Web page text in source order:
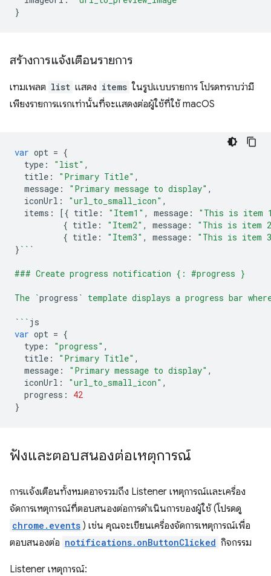
}
สร้างการแจ้งเตือนรายการ
เทมเพลต list แสดง items ในรูปแบบรายการ โปรดทราบว่ามี
เพียงรายการแรกเท่านั้นที่จะแสดงต่อผู้ใช้ที่ใช้ macOS
var opt = {
type : "list" ,
title : "Primary Title" ,
message : "Primary message to display" ,
iconUrl : "url_to_small_icon" ,
items : [{ title : "Item1" , message :
"This is item
{ title : "Item2" , message :
"This is item
{ title : "Item3" , message :
"This is item
} ```
### Create progress notification {: #progress }
The `progress ` template displays a progress bar
``` js
var opt = {
type : "progress" ,
title : "Primary Title" ,
message : "Primary message to display" ,
iconUrl : "url_to_small_icon" ,
progress :
42
}
ฟังและตอบสนองต่อเหตุการณ์
การแจ้งเตือนทั้งหมดอาจรวมถึง Listener เหตุการณ์และเครื่อง
จัดการเหตุการณ์ที่ตอบสนองต่อการดำเนินการของผู้ใช้ (โปรดดู
chrome.events ) เช่น คุณจะเขียนเครื่องจัดการเหตุการณ์เพื่อ
ตอบสนองต่อ notifications.onButtonClicked กิจกรรม
Listener เหตุการณ์: